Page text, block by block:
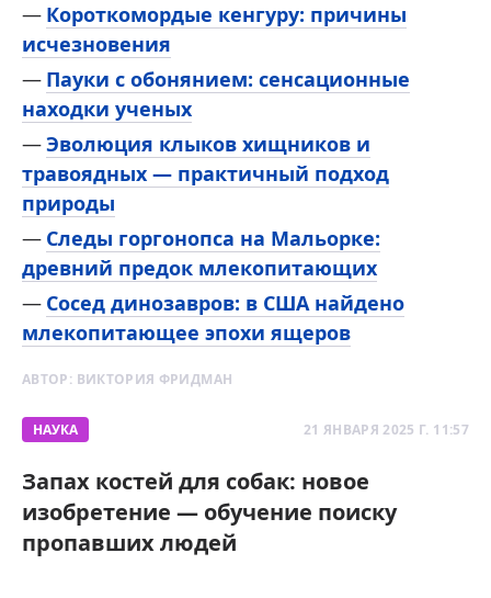
Короткомордые кенгуру: причины
исчезновения
Пауки с обонянием: сенсационные
находки ученых
Эволюция клыков хищников и
травоядных — практичный подход
природы
Следы горгонопса на Мальорке:
древний предок млекопитающих
Сосед динозавров: в США найдено
млекопитающее эпохи ящеров
АВТОР: ВИКТОРИЯ ФРИДМАН
НАУКА 21 ЯНВАРЯ 2025 Г. 11:57
Запах костей для собак: новое
изобретение — обучение поиску
пропавших людей